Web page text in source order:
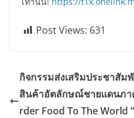
Post Views: 631
กิจกรรมส่งเสริมประชาสั
สินค้าอัตลักษณ์ชายแดนภา
rder Food To The World